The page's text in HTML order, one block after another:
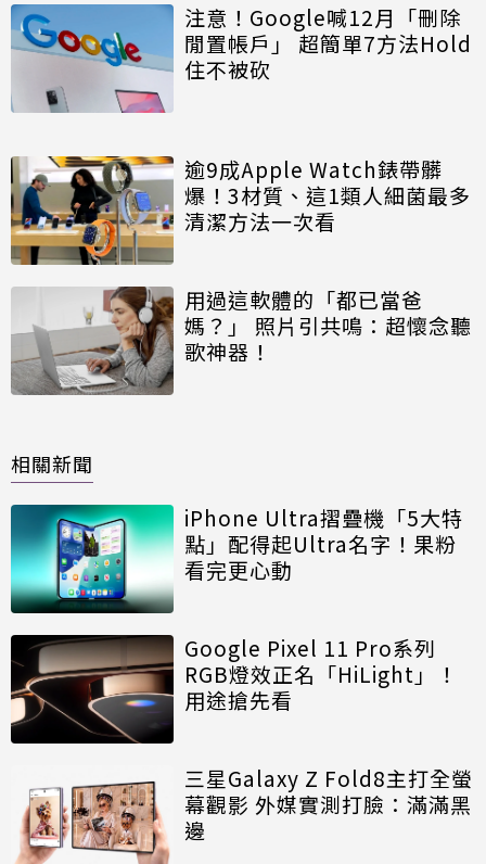
注意！Google喊12月「刪除
閒置帳戶」 超簡單7方法Hold
住不被砍
逾9成Apple Watch錶帶髒
爆！3材質、這1類人細菌最多
清潔方法一次看
用過這軟體的「都已當爸
媽？」 照片引共鳴：超懷念聽
歌神器！
相關新聞
iPhone Ultra摺疊機「5大特
點」配得起Ultra名字！果粉
看完更心動
Google Pixel 11 Pro系列
RGB燈效正名「HiLight」！
用途搶先看
三星Galaxy Z Fold8主打全螢
幕觀影 外媒實測打臉：滿滿黑
邊